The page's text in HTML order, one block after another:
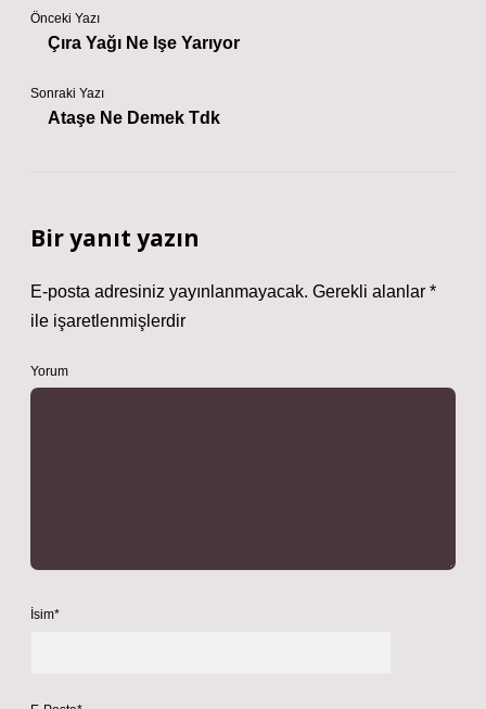
Önceki Yazı
Çıra Yağı Ne Işe Yarıyor
Sonraki Yazı
Ataşe Ne Demek Tdk
Bir yanıt yazın
E-posta adresiniz yayınlanmayacak. Gerekli alanlar *
ile işaretlenmişlerdir
Yorum
İsim*